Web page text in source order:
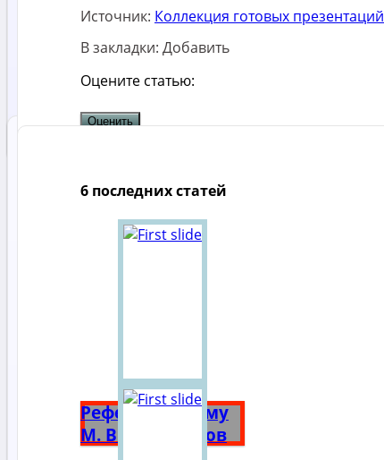
Источник: Коллекция готовых презентаций
В закладки: Добавить
Оцените статью:
6 последних статей
Реферат на тему
М. В. Ломоносов